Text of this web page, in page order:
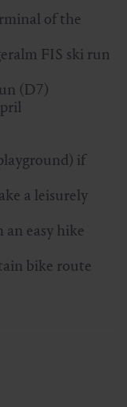
of the
FIS ski run
(D7)
if
a leisurely
easy hike
bike route